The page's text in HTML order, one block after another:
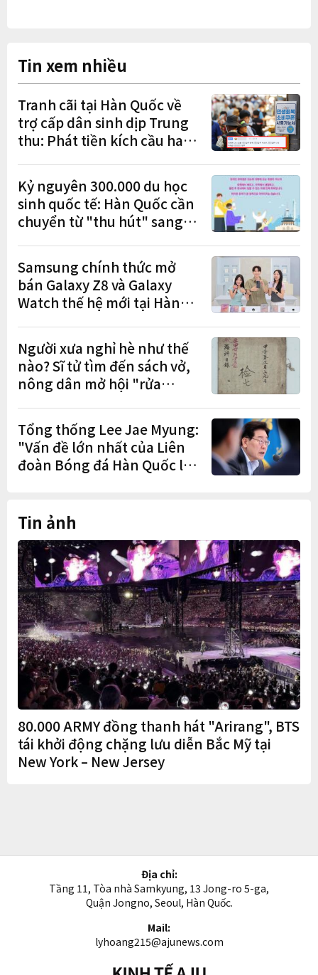
Tin xem nhiều
Tranh cãi tại Hàn Quốc về
trợ cấp dân sinh dịp Trung
thu: Phát tiền kích cầu hay
Kỷ nguyên 300.000 du học
sinh quốc tế: Hàn Quốc cần
chuyển từ "thu hút" sang
Samsung chính thức mở
bán Galaxy Z8 và Galaxy
Watch thế hệ mới tại Hàn
đơn đặt trước
Người xưa nghỉ hè như thế
nào? Sĩ tử tìm đến sách vở,
nông dân mở hội "rửa
Tổng thống Lee Jae Myung:
"Vấn đề lớn nhất của Liên
đoàn Bóng đá Hàn Quốc là
Tin ảnh
80.000 ARMY đồng thanh hát "Arirang", BTS
tái khởi động chặng lưu diễn Bắc Mỹ tại
New York – New Jersey
Địa chỉ:
Tầng 11, Tòa nhà Samkyung, 13 Jong-ro 5-ga,
Quận Jongno, Seoul, Hàn Quốc.
Mail:
lyhoang215@ajunews.com
Kinh